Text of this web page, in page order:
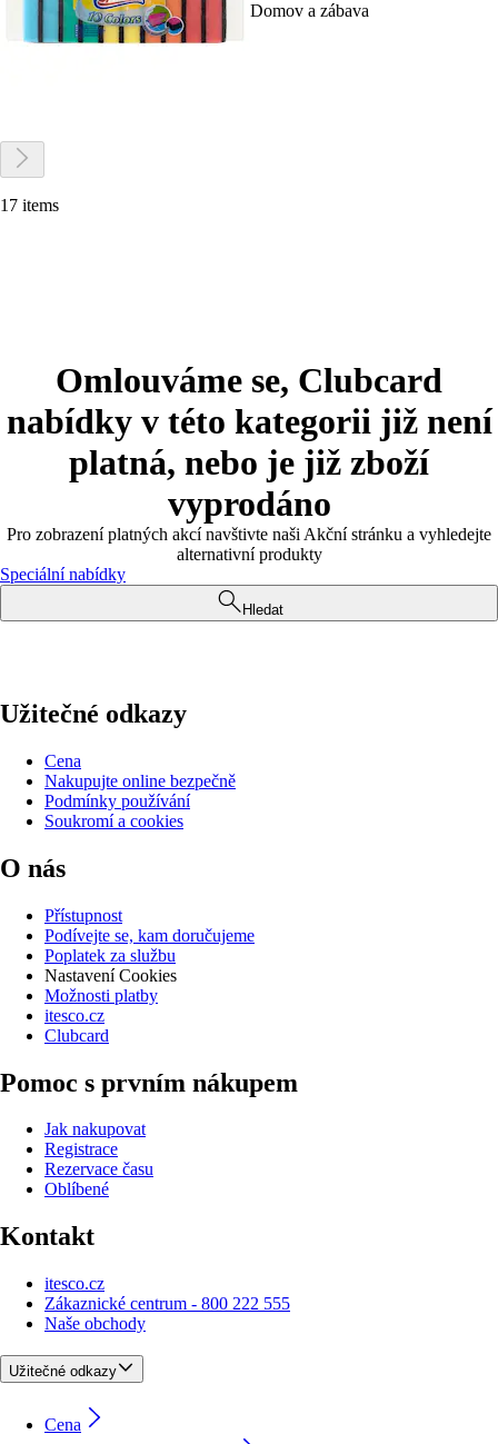
Domov a zábava
17 items
Omlouváme se, Clubcard
nabídky v této kategorii již není
platná, nebo je již zboží
vyprodáno
Pro zobrazení platných akcí navštivte naši Akční stránku a vyhledejte
alternativní produkty
Speciální nabídky
Hledat
Užitečné odkazy
Cena
Nakupujte online bezpečně
Podmínky používání
Soukromí a cookies
O nás
Přístupnost
Podívejte se, kam doručujeme
Poplatek za službu
Nastavení Cookies
Možnosti platby
itesco.cz
Clubcard
Pomoc s prvním nákupem
Jak nakupovat
Registrace
Rezervace času
Oblíbené
Kontakt
itesco.cz
Zákaznické centrum - 800 222 555
Naše obchody
Užitečné odkazy
Cena